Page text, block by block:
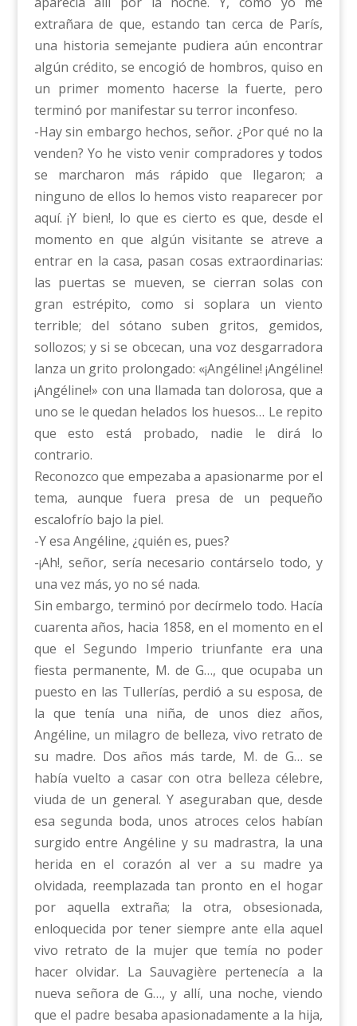
extrañara de que, estando tan cerca de París,
una historia semejante pudiera aún encontrar
algún crédito, se encogió de hombros, quiso en
un primer momento hacerse la fuerte, pero
terminó por manifestar su terror inconfeso.
-Hay sin embargo hechos, señor. ¿Por qué no la
venden? Yo he visto venir compradores y todos
se marcharon más rápido que llegaron; a
ninguno de ellos lo hemos visto reaparecer por
aquí. ¡Y bien!, lo que es cierto es que, desde el
momento en que algún visitante se atreve a
entrar en la casa, pasan cosas extraordinarias:
las puertas se mueven, se cierran solas con
gran estrépito, como si soplara un viento
terrible; del sótano suben gritos, gemidos,
sollozos; y si se obcecan, una voz desgarradora
lanza un grito prolongado: «¡Angéline! ¡Angéline!
¡Angéline!» con una llamada tan dolorosa, que a
uno se le quedan helados los huesos… Le repito
que esto está probado, nadie le dirá lo
contrario.
Reconozco que empezaba a apasionarme por el
tema, aunque fuera presa de un pequeño
escalofrío bajo la piel.
-Y esa Angéline, ¿quién es, pues?
-¡Ah!, señor, sería necesario contárselo todo, y
una vez más, yo no sé nada.
Sin embargo, terminó por decírmelo todo. Hacía
cuarenta años, hacia 1858, en el momento en el
que el Segundo Imperio triunfante era una
fiesta permanente, M. de G…, que ocupaba un
puesto en las Tullerías, perdió a su esposa, de
la que tenía una niña, de unos diez años,
Angéline, un milagro de belleza, vivo retrato de
su madre. Dos años más tarde, M. de G… se
había vuelto a casar con otra belleza célebre,
viuda de un general. Y aseguraban que, desde
esa segunda boda, unos atroces celos habían
surgido entre Angéline y su madrastra, la una
herida en el corazón al ver a su madre ya
olvidada, reemplazada tan pronto en el hogar
por aquella extraña; la otra, obsesionada,
enloquecida por tener siempre ante ella aquel
vivo retrato de la mujer que temía no poder
hacer olvidar. La Sauvagière pertenecía a la
nueva señora de G…, y allí, una noche, viendo
que el padre besaba apasionadamente a la hija,